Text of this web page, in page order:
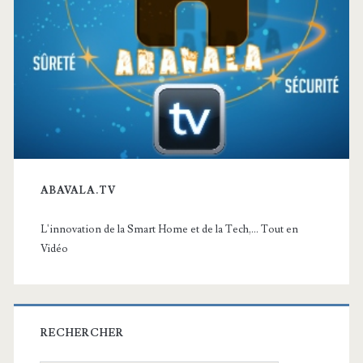
ABAVALA.TV
L'innovation de la Smart Home et de la Tech,... Tout en
Vidéo
RECHERCHER